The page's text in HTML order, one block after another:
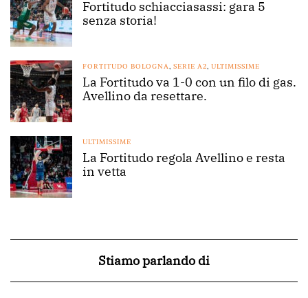
Fortitudo schiacciasassi: gara 5
senza storia!
FORTITUDO BOLOGNA, SERIE A2, ULTIMISSIME
La Fortitudo va 1-0 con un filo di gas.
Avellino da resettare.
ULTIMISSIME
La Fortitudo regola Avellino e resta
in vetta
Stiamo parlando di